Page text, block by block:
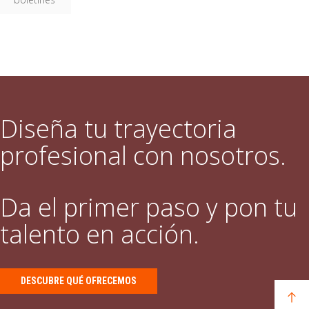
Diseña tu trayectoria
profesional con nosotros.
Da el primer paso y pon tu
talento en acción.
DESCUBRE QUÉ OFRECEMOS